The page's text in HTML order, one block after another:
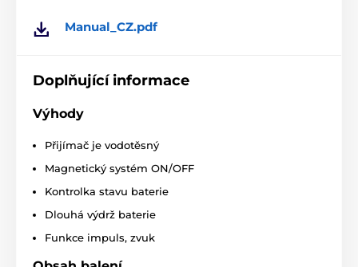
Manual_CZ.pdf
Doplňující informace
Výhody
Přijímač je vodotěsný
Magnetický systém ON/OFF
Kontrolka stavu baterie
Dlouhá výdrž baterie
Funkce impuls, zvuk